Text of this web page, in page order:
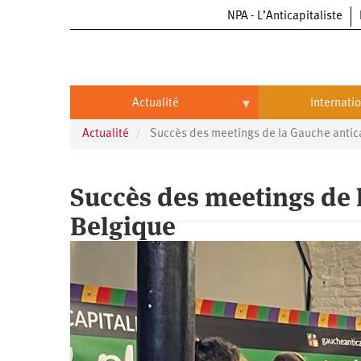
NPA - L’Anticapitaliste
Actualité
Actualité
Entreprises
Entreprises
Aéronautique
Commerce
Oppressions
Antiracisme
Féminisme
Écologie
Éducation
International
Chine
États-
Unis
Continents
Continents
Afrique
Actualité Succès des meetings de la Gauche
Succès des meetings
Belgique